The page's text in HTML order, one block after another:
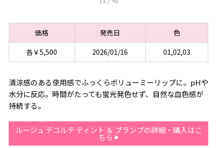
価格 発売日
色
各￥5,500
2026/01/16 01,02,03
清涼感のある使用感でふっくらボリューミーリップに。pHや
水分に反応。時間がたっても蛍光発色せず、自然な血色感が
持続する。
ルージュ デコルテ ティント ＆ プランプの詳細・購入はこ
ちら